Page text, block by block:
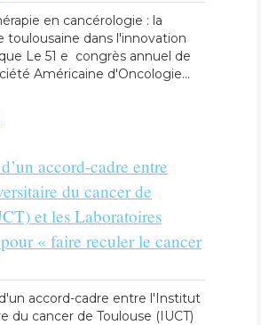
en cancérologie : la
toulousaine dans l'innovation
Le 51 e congrès annuel de
Américaine d'Oncologie...
accord-cadre entre
du cancer de
et les Laboratoires
« faire reculer le cancer
accord-cadre entre l'Institut
du cancer de Toulouse (IUCT)